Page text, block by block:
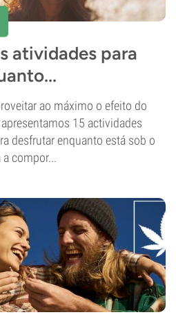
atividades para
ao máximo o efeito do
15 actividades
desfrutar enquanto está sob o
compor...